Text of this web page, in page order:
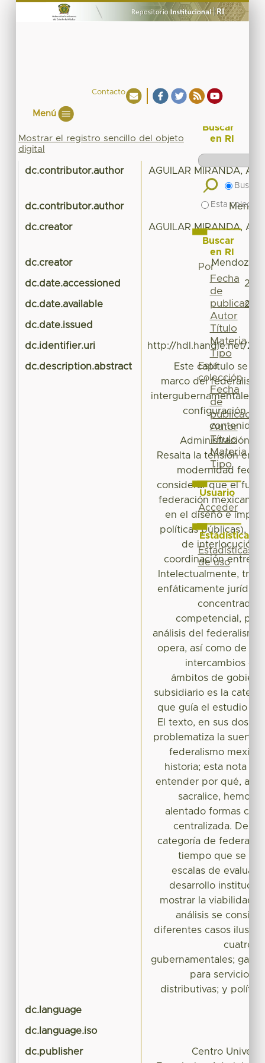
Contacto
Menú
Mostrar el registro sencillo del objeto
digital
dc.contributor.author AGUILAR MIRANDA,
dc.contributor.author
dc.creator
AGUILAR MIRANDA,
dc.creator Mendoza
dc.date.accessioned
dc.date.available
dc.date.issued
dc.identifier.uri http://hdl.handle.net/
dc.description.abstract
Este capítulo se
marco del
intergubernamentales,
configuración
contenido
Administración
Resalta la tensión
modernidad
considerar que el
federación mexicana
en el diseño e
políticas públicas),
de interlocución,
coordinación entre
Intelectualmente,
enfáticamente jurídico
concentrado
competencial,
análisis del
opera, así como de su
intercambios
ámbitos de
subsidiario es la
que guía el estudio y
El texto, en sus dos
problematiza la suerte
federalismo
historia; esta nota
entender por qué,
sacralice, hemos
alentado formas
centralizada.
categoría de
tiempo que se
escalas de
desarrollo
mostrar la viabilidad
análisis se
diferentes casos
cuatro
gubernamentales;
para servicios
distributivas; y
dc.language
dc.language.iso
dc.publisher
Centro
Buscar
en RI
Buscar
Esta
Buscar
en RI
Por
Fecha
de
publicación
Autor
Título
Materia
Tipo
Esta
colección
Fecha
de
publicación
Autor
Título
Materia
Tipo
Usuario
Acceder
Estadísticas
Estadísticas
de uso